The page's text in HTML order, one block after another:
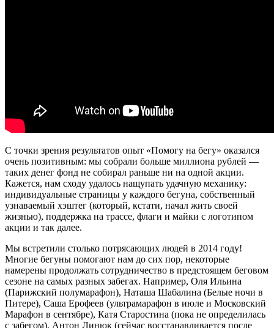
С точки зрения результатов опыт «Помогу на бегу» оказался
очень позитивным: мы собрали больше миллиона рублей —
таких денег фонд не собирал раньше ни на одной акции.
Кажется, нам сходу удалось нащупать удачную механику:
индивидуальные страницы у каждого бегуна, собственный
узнаваемый хэштег (который, кстати, начал жить своей
жизнью), поддержка на трассе, флаги и майки с логотипом
акции и так далее.
Мы встретили столько потрясающих людей в 2014 году!
Многие бегуны помогают нам до сих пор, некоторые
намерены продолжать сотрудничество в предстоящем беговом
сезоне на самых разных забегах. Например, Оля Ильина
(Парижский полумарафон), Наташа Шабалина (Белые ночи в
Питере), Саша Ерофеев (ультрамарафон в июле и Московский
Марафон в сентябре), Катя Старостина (пока не определилась
с забегом), Антон Линюк (сейчас восстанавливается после